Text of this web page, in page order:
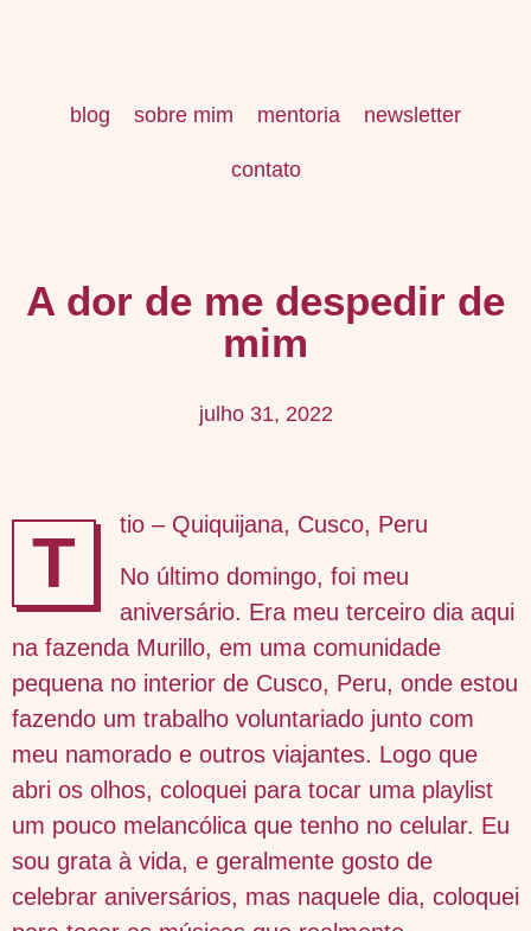
blog sobre mim mentoria newsletter
contato
A dor de me despedir de
mim
julho 31, 2022
T tio – Quiquijana, Cusco, Peru
No último domingo, foi meu
aniversário. Era meu terceiro dia aqui
na fazenda Murillo, em uma comunidade
pequena no interior de Cusco, Peru, onde estou
fazendo um trabalho voluntariado junto com
meu namorado e outros viajantes. Logo que
abri os olhos, coloquei para tocar uma playlist
um pouco melancólica que tenho no celular. Eu
sou grata à vida, e geralmente gosto de
celebrar aniversários, mas naquele dia, coloquei